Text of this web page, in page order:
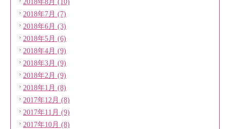
2018年7月 (7)
2018年6月 (3)
2018年5月 (6)
2018年4月 (9)
2018年3月 (9)
2018年2月 (9)
2018年1月 (8)
2017年12月 (8)
2017年11月 (9)
2017年10月 (8)